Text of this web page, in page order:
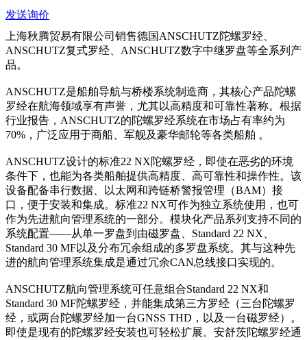
发送询价
上海秋腾贸易有限公司销售德国ANSCHUTZ陀螺罗经、
ANSCHUTZ复式罗经、ANSCHUTZ数字中继罗盘等全系列产
品。
ANSCHUTZ是船舶导航与桥楼系统制造商，其核心产品陀螺
罗经在航海领域享有声誉，尤其以高精度和可靠性著称。根据
行业报告，ANSCHUTZ的陀螺罗经系统在市场占有率约为
70%，广泛应用于商船、军舰及豪华邮轮等各类船舶 。
ANSCHUTZ设计的标准22 NX陀螺罗经，即使在恶劣的环境
条件下，也能为各类船舶提供高精度、高可靠性和操作性。该
设备配备串行数据、以太网和跨链桥警报管理（BAM）接
口，便于安装和集成。标准22 NX可作为独立系统使用，也可
作为先进航向管理系统的一部分。模块化产品系列支持不同的
系统配置——从单一罗盘到由磁罗盘、Standard 22 NX、
Standard 30 MF以及分布冗余组成的多罗盘系统。其与这种先
进的航向管理系统集成是通过冗余CAN总线接口实现的。
ANSCHUTZ航向管理系统可任意组合Standard 22 NX和
Standard 30 MF陀螺罗经，并能集成第三方罗经（三台陀螺罗
经，或两台陀螺罗经加一台GNSS THD，以及一台磁罗经）。
即使是现有的陀螺罗经安装也可轻松扩展。安舒茨陀螺罗经通